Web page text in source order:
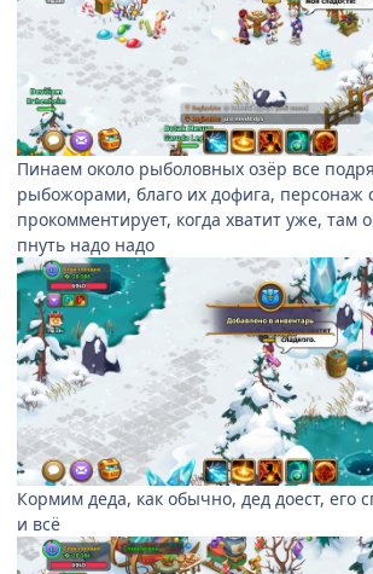
Пинаем около рыболовных озёр все
рыбожорами, благо их дофига, персонаж
прокомментирует, когда хватит уже, там
пнуть надо надо
Кормим деда, как обычно, дед доест, его
и всё